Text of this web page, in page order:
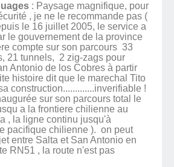
: Paysage magnifique, pour
, je ne le recommande pas (
le 16 juillet 2005, le service a
le gouvernement de la province
compte sur son parcours 33
21 tunnels, 2 zig-zags pour
Antonio de los Cobres à partir
histoire dit que le marechal Tito
construction.............inverifiable !
sur son parcours total le
a la frontiere chilienne au
, la ligne continu jusqu'à
pacifique chilienne ). on peut
entre Salta et San Antonio en
RN51 , la route n'est pas